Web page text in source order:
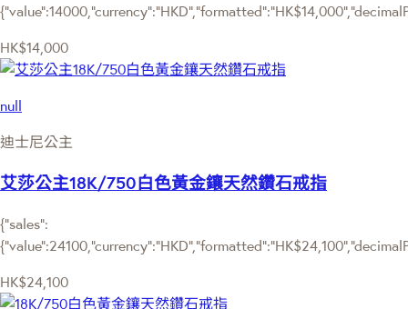
HK$14,000
null
迪士尼公主
艾莎公主18K/750白色黃金鑲天然鑽石戒指
{"sales":
HK$24,100